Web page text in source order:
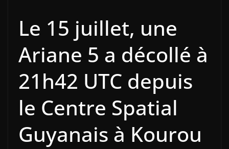
Le 15 juillet, une
Ariane 5 a décollé à
21h42 UTC depuis
le Centre Spatial
Guyanais à Kourou